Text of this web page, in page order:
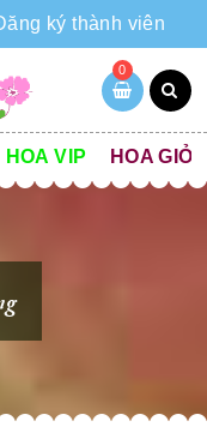
ký thành viên
0
HOA VIP HOA GIỎ